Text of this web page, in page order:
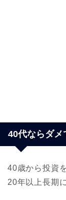
40代ならダメ
40歳から投資
20年以上長期